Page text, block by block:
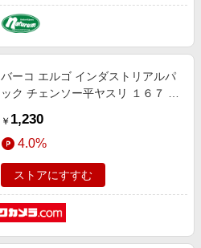
バーコ エルゴ インダストリアルパ
ック チェンソー平ヤスリ １６７ ８
￥ 1,230
4.0%
ストアにすすむ